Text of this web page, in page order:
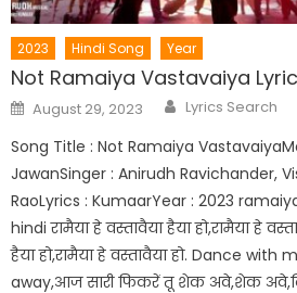
2023 Hindi Song Year
Not Ramaiya Vastavaiya
Posted
on
August 29, 2023 Author
Lyrics Search
Song Title : Not Ramaiya
JawanSinger : Anirudh Ravichander,
RaoLyrics : KumaarYear : 2023
hindi रामैया हे वस्तावैया हैया हो,रामैया हे
हैया हो,रामैया हे वस्तावैया हो. Dance with
away,आज सारी फिकरें तू शेक अवे,शेक